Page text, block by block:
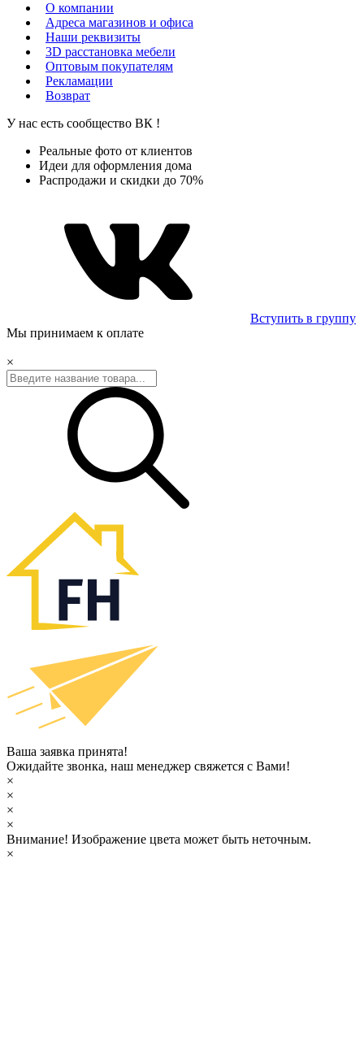
О компании
Адреса магазинов и офиса
Наши реквизиты
3D расстановка мебели
Оптовым покупателям
Рекламации
Возврат
У нас есть сообщество ВК !
Реальные фото от клиентов
Идеи для оформления дома
Распродажи и скидки до 70%
Вступить в группу
Мы принимаем к оплате
×
Ваша заявка принята!
Ожидайте звонка, наш менеджер свяжется с Вами!
×
×
×
×
Внимание! Изображение цвета может быть неточным.
×